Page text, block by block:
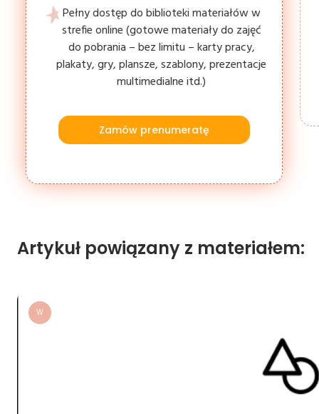
Pełny dostęp do biblioteki materiałów w
strefie online (gotowe materiały do zajęć
do pobrania – bez limitu – karty pracy,
plakaty, gry, plansze, szablony, prezentacje
multimedialne itd.)
Zamów prenumeratę
Artykuł powiązany z materiałem:
W